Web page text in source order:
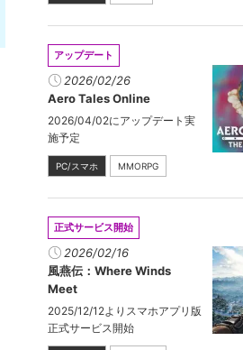
アップデート
2026/02/26
Aero Tales Online
2026/04/02にアップデート実
施予定
PC/スマホ MMORPG
正式サービス開始
2026/02/16
風燕伝：Where Winds
Meet
2025/12/12よりスマホアプリ版
正式サービス開始